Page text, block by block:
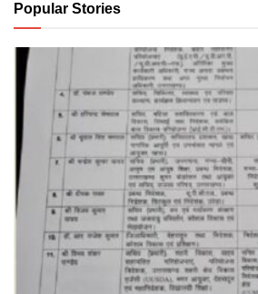
Popular Stories